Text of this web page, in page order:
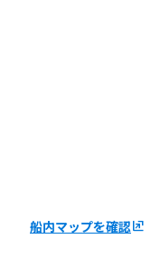
船内マップを確認ungroup